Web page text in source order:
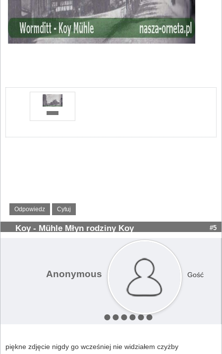
Odpowiedz Cytuj
Koy - Mühle Młyn rodziny Koy #5
Anonymous Gość
piękne zdjęcie nigdy go wcześniej nie widziałem czyżby